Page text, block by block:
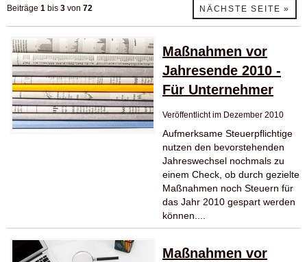
Beiträge 1 bis 3 von 72 NÄCHSTE SEITE »
Maßnahmen vor
Jahresende 2010 -
Für Unternehmer
Veröffentlicht im Dezember 2010
Aufmerksame Steuerpflichtige
nutzen den bevorstehenden
Jahreswechsel nochmals zu
einem Check, ob durch gezielte
Maßnahmen noch Steuern für
das Jahr 2010 gespart werden
können....
Maßnahmen vor